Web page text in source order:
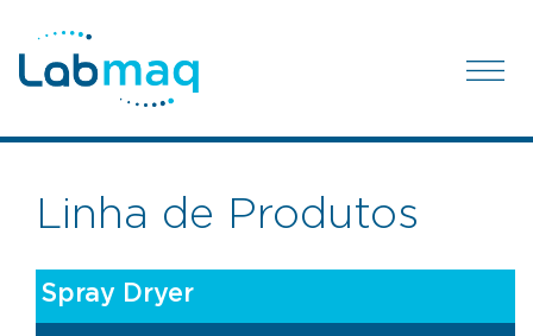
Linha de Produtos
Spray Dryer